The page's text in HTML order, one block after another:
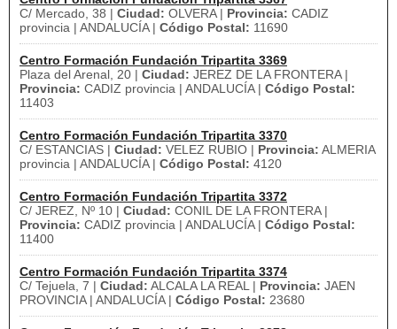
C/ Mercado, 38 | Ciudad: OLVERA | Provincia: CADIZ
provincia | ANDALUCÍA | Código Postal: 11690
Centro Formación Fundación Tripartita 3369
Plaza del Arenal, 20 | Ciudad: JEREZ DE LA FRONTERA |
Provincia: CADIZ provincia | ANDALUCÍA | Código Postal:
11403
Centro Formación Fundación Tripartita 3370
C/ ESTANCIAS | Ciudad: VELEZ RUBIO | Provincia: ALMERIA
provincia | ANDALUCÍA | Código Postal: 4120
Centro Formación Fundación Tripartita 3372
C/ JEREZ, Nº 10 | Ciudad: CONIL DE LA FRONTERA |
Provincia: CADIZ provincia | ANDALUCÍA | Código Postal:
11400
Centro Formación Fundación Tripartita 3374
C/ Tejuela, 7 | Ciudad: ALCALA LA REAL | Provincia: JAEN
PROVINCIA | ANDALUCÍA | Código Postal: 23680